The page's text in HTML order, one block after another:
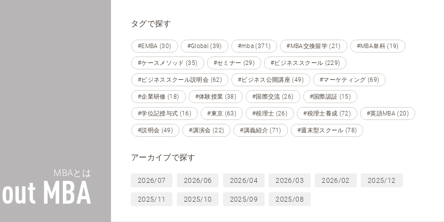
MBAとは
MBA
タグで探す
#EMBA (30) #Global (39) #mba (371) #MBA交換留学 (21) #MBA単科 (19)
#ケースメソッド (35) #セミナー (29) #ビジネススクール (229)
#ビジネススクール説明会 (62) #ビジネス公開講座 (49) #マーケティング (69)
#企業研修 (18) #体験授業 (38) #国際交流 (26) #国際認証 (15)
#学位記授与式 (16) #東京 (63) #税理士 (26) #税理士養成 (72) #英語MBA (20)
#説明会 (49) #講演会 (22) #講義紹介 (71) #週末型スクール (78)
アーカイブで探す
2026/07 2026/06 2026/04 2026/03 2026/02 2025/12
2025/11 2025/10 2025/09 2025/08